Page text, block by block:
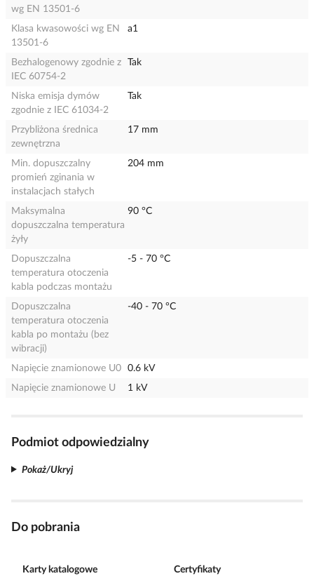
wg EN 13501-6
Klasa kwasowości wg EN
13501-6
a1
Bezhalogenowy zgodnie z
IEC 60754-2
Tak
Niska emisja dymów
zgodnie z IEC 61034-2
Tak
Przybliżona średnica
zewnętrzna
17 mm
Min. dopuszczalny
promień zginania w
instalacjach stałych
204 mm
Maksymalna
dopuszczalna temperatura
żyły
90 °C
Dopuszczalna
temperatura otoczenia
kabla podczas montażu
-5 - 70 °C
Dopuszczalna
temperatura otoczenia
kabla po montażu (bez
wibracji)
-40 - 70 °C
Napięcie znamionowe U0
0.6 kV
Napięcie znamionowe U
1 kV
Podmiot odpowiedzialny
Pokaż/Ukryj
Do pobrania
Karty katalogowe Certyfikaty